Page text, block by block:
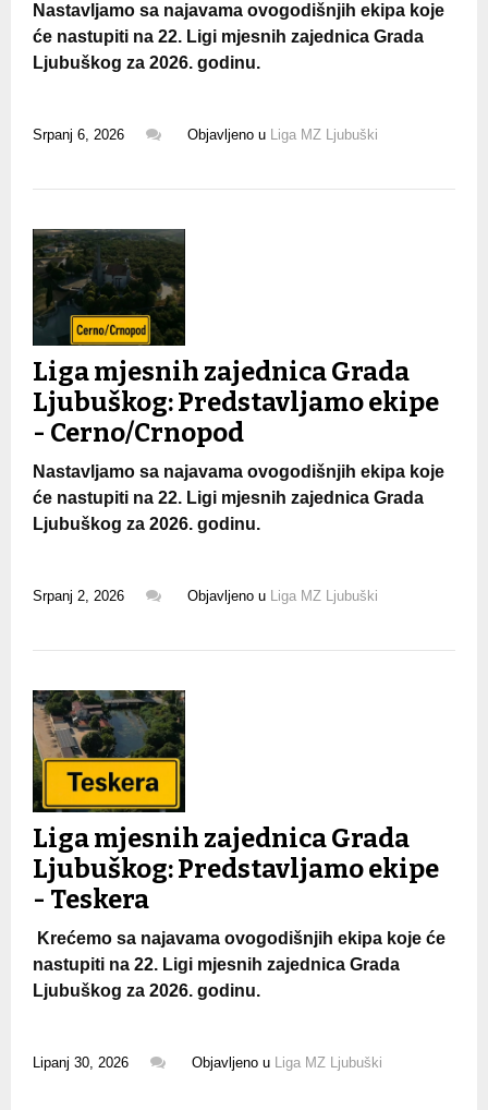
Nastavljamo sa najavama ovogodišnjih ekipa koje
će nastupiti na 22. Ligi mjesnih zajednica Grada
Ljubuškog za 2026. godinu.
Srpanj 6, 2026 Objavljeno u Liga MZ Ljubuški
Liga mjesnih zajednica Grada
Ljubuškog: Predstavljamo ekipe
- Cerno/Crnopod
Nastavljamo sa najavama ovogodišnjih ekipa koje
će nastupiti na 22. Ligi mjesnih zajednica Grada
Ljubuškog za 2026. godinu.
Srpanj 2, 2026 Objavljeno u Liga MZ Ljubuški
Liga mjesnih zajednica Grada
Ljubuškog: Predstavljamo ekipe
- Teskera
Krećemo sa najavama ovogodišnjih ekipa koje će
nastupiti na 22. Ligi mjesnih zajednica Grada
Ljubuškog za 2026. godinu.
Lipanj 30, 2026 Objavljeno u Liga MZ Ljubuški